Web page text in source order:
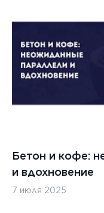
Бетон и кофе:
и вдохновение
7 июля 2025